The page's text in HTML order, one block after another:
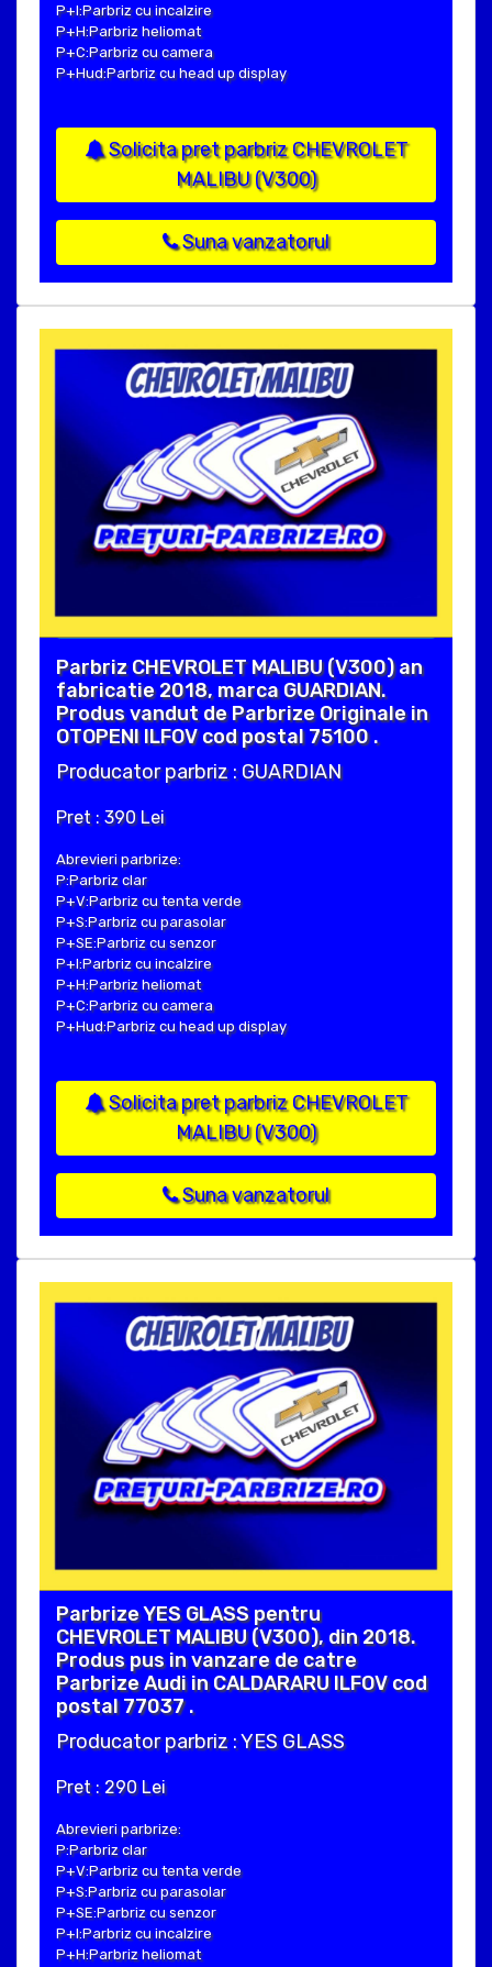
P+I:Parbriz cu incalzire
P+H:Parbriz heliomat
P+C:Parbriz cu camera
P+Hud:Parbriz cu head up display
Solicita pret parbriz CHEVROLET
MALIBU (V300)
Suna vanzatorul
Parbriz CHEVROLET MALIBU (V300) an
fabricatie 2018, marca GUARDIAN.
Produs vandut de Parbrize Originale in
OTOPENI ILFOV cod postal 75100 .
Producator parbriz : GUARDIAN
Pret : 390 Lei
Abrevieri parbrize:
P:Parbriz clar
P+V:Parbriz cu tenta verde
P+S:Parbriz cu parasolar
P+SE:Parbriz cu senzor
P+I:Parbriz cu incalzire
P+H:Parbriz heliomat
P+C:Parbriz cu camera
P+Hud:Parbriz cu head up display
Solicita pret parbriz CHEVROLET
MALIBU (V300)
Suna vanzatorul
Parbrize YES GLASS pentru
CHEVROLET MALIBU (V300), din 2018.
Produs pus in vanzare de catre
Parbrize Audi in CALDARARU ILFOV cod
postal 77037 .
Producator parbriz : YES GLASS
Pret : 290 Lei
Abrevieri parbrize:
P:Parbriz clar
P+V:Parbriz cu tenta verde
P+S:Parbriz cu parasolar
P+SE:Parbriz cu senzor
P+I:Parbriz cu incalzire
P+H:Parbriz heliomat